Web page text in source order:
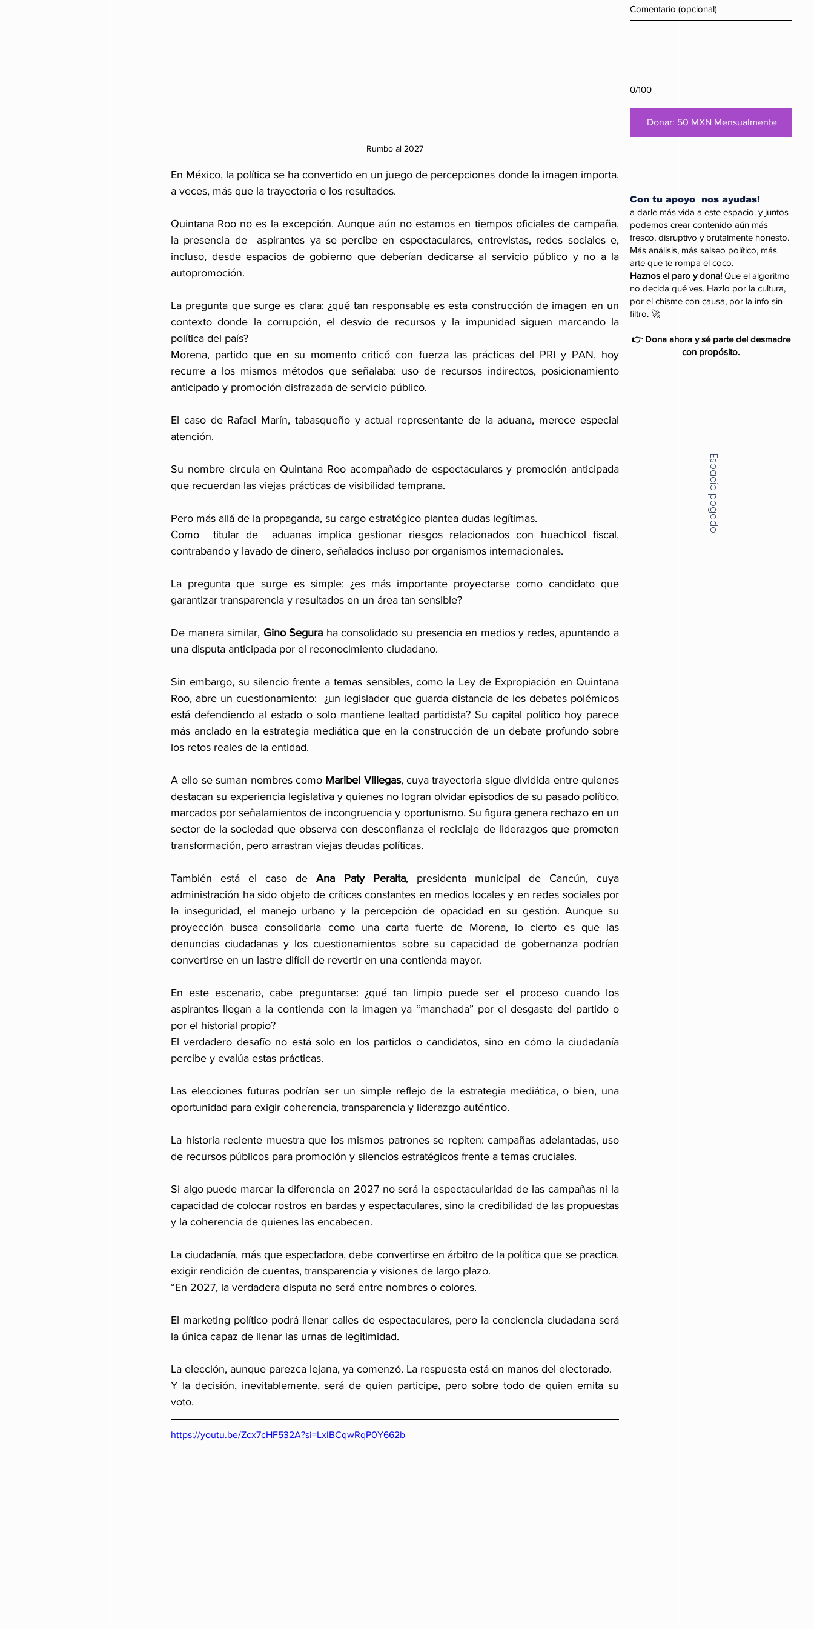
Rumbo al 2027
En México, la política se ha convertido en un juego de percepciones donde la imagen importa,
a veces, más que la trayectoria o los resultados.
Quintana Roo no es la excepción. Aunque aún no estamos en tiempos oficiales de campaña,
la presencia de  aspirantes ya se percibe en espectaculares, entrevistas, redes sociales e,
incluso, desde espacios de gobierno que deberían dedicarse al servicio público y no a la
autopromoción.
La pregunta que surge es clara: ¿qué tan responsable es esta construcción de imagen en un
contexto donde la corrupción, el desvío de recursos y la impunidad siguen marcando la
política del país?
Morena, partido que en su momento criticó con fuerza las prácticas del PRI y PAN, hoy
recurre a los mismos métodos que señalaba: uso de recursos indirectos, posicionamiento
anticipado y promoción disfrazada de servicio público.
El caso de Rafael Marín, tabasqueño y actual representante de la aduana, merece especial
atención.
Su nombre circula en Quintana Roo acompañado de espectaculares y promoción anticipada
que recuerdan las viejas prácticas de visibilidad temprana.
Pero más allá de la propaganda, su cargo estratégico plantea dudas legítimas.
Como  titular de  aduanas implica gestionar riesgos relacionados con huachicol fiscal,
contrabando y lavado de dinero, señalados incluso por organismos internacionales.
La pregunta que surge es simple: ¿es más importante proyectarse como candidato que
garantizar transparencia y resultados en un área tan sensible?
De manera similar, Gino Segura ha consolidado su presencia en medios y redes, apuntando a
una disputa anticipada por el reconocimiento ciudadano.
Sin embargo, su silencio frente a temas sensibles, como la Ley de Expropiación en Quintana
Roo, abre un cuestionamiento:  ¿un legislador que guarda distancia de los debates polémicos
está defendiendo al estado o solo mantiene lealtad partidista? Su capital político hoy parece
más anclado en la estrategia mediática que en la construcción de un debate profundo sobre
los retos reales de la entidad.
A ello se suman nombres como Maribel Villegas, cuya trayectoria sigue dividida entre quienes
destacan su experiencia legislativa y quienes no logran olvidar episodios de su pasado político,
marcados por señalamientos de incongruencia y oportunismo. Su figura genera rechazo en un
sector de la sociedad que observa con desconfianza el reciclaje de liderazgos que prometen
transformación, pero arrastran viejas deudas políticas.
También está el caso de Ana Paty Peralta, presidenta municipal de Cancún, cuya
administración ha sido objeto de críticas constantes en medios locales y en redes sociales por
la inseguridad, el manejo urbano y la percepción de opacidad en su gestión. Aunque su
proyección busca consolidarla como una carta fuerte de Morena, lo cierto es que las
denuncias ciudadanas y los cuestionamientos sobre su capacidad de gobernanza podrían
convertirse en un lastre difícil de revertir en una contienda mayor.
En este escenario, cabe preguntarse: ¿qué tan limpio puede ser el proceso cuando los
aspirantes llegan a la contienda con la imagen ya “manchada” por el desgaste del partido o
por el historial propio?
El verdadero desafío no está solo en los partidos o candidatos, sino en cómo la ciudadanía
percibe y evalúa estas prácticas.
Las elecciones futuras podrían ser un simple reflejo de la estrategia mediática, o bien, una
oportunidad para exigir coherencia, transparencia y liderazgo auténtico.
La historia reciente muestra que los mismos patrones se repiten: campañas adelantadas, uso
de recursos públicos para promoción y silencios estratégicos frente a temas cruciales.
Si algo puede marcar la diferencia en 2027 no será la espectacularidad de las campañas ni la
capacidad de colocar rostros en bardas y espectaculares, sino la credibilidad de las propuestas
y la coherencia de quienes las encabecen.
La ciudadanía, más que espectadora, debe convertirse en árbitro de la política que se practica,
exigir rendición de cuentas, transparencia y visiones de largo plazo.
“En 2027, la verdadera disputa no será entre nombres o colores.
El marketing político podrá llenar calles de espectaculares, pero la conciencia ciudadana será
la única capaz de llenar las urnas de legitimidad.
La elección, aunque parezca lejana, ya comenzó. La respuesta está en manos del electorado.
Y la decisión, inevitablemente, será de quien participe, pero sobre todo de quien emita su
voto.
https://youtu.be/Zcx7cHF532A?si=LxlBCqwRqP0Y662b
0/100
Comentario (opcional)
Donar: 50 MXN Mensualmente
Con tu apoyo nos ayudas!
a darle más vida a este espacio. y juntos
podemos crear contenido aún más
fresco, disruptivo y brutalmente honesto.
Más análisis, más salseo político, más
arte que te rompa el coco.
Haznos el paro y dona! Que el algoritmo
no decida qué ves. Hazlo por la cultura,
por el chisme con causa, por la info sin
filtro. 🚀
👉 Dona ahora y sé parte del desmadre
con propósito.
Espacio pogado